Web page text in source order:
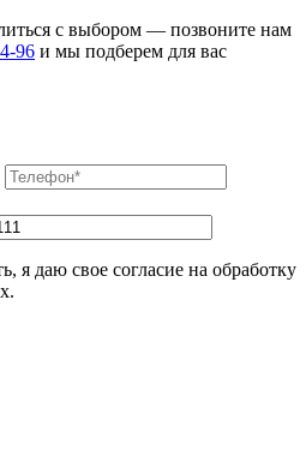
с выбором — позвоните нам
96 и мы подберем для вас
я даю свое согласие на обработку